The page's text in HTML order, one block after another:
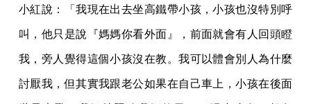
小紅說：「我現在出去坐高鐵帶小孩，小孩也沒特別呼
叫，他只是說『媽媽你看外面』，前面就會有人回頭瞪
我，旁人覺得這個小孩沒在教。我可以體會別人為什麼
討厭我，但其實我跟老公如果在自己車上，小孩在後面